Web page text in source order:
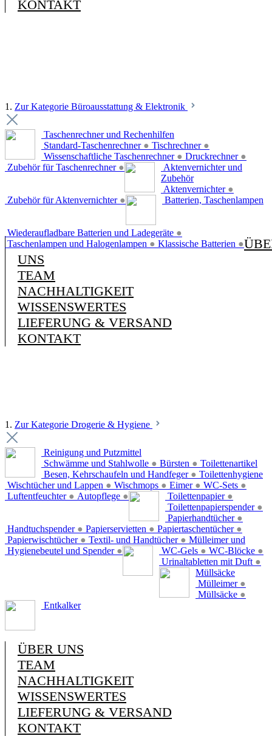
KONTAKT
1. Zur Kategorie Büroausstattung & Elektronik
Taschenrechner und Rechenhilfen
Standard-Taschenrechner ● Tischrechner ●
Wissenschaftliche Taschenrechner ● Druckrechner ●
Zubehör für Taschenrechner ●
Aktenvernichter und
Zubehör
Aktenvernichter ●
Zubehör für Aktenvernichter ● Batterien, Taschenlampen
Wiederaufladbare Batterien und Ladegeräte ●
Taschenlampen und Halogenlampen ● Klassische Batterien ●
UNS
TEAM
NACHHALTIGKEIT
WISSENSWERTES
LIEFERUNG & VERSAND
KONTAKT
1. Zur Kategorie Drogerie & Hygiene
Reinigung und Putzmittel
Schwämme und Stahlwolle ● Bürsten ●
Besen, Kehrschaufeln und Handfeger ●
Wischtücher und Lappen ● Wischmops ● Eimer ● WC-Sets ●
Luftentfeuchter ● Autopflege ●
Toilettenartikel
Toilettenpapier ●
Toilettenpapierspender ●
Papierhandtücher ●
Handtuchspender ● Papierservietten ● Papiertaschentücher ●
Papierwischtücher ● Textil- und Handtücher ●
Hygienebeutel und Spender ●
Toilettenhygiene
WC-Gels ● WC-Blöcke ●
Urinaltabletten mit Duft ●
Mülleimer und
Müllsäcke
Mülleimer ●
Müllsäcke ●
Entkalker
ÜBER UNS
TEAM
NACHHALTIGKEIT
WISSENSWERTES
LIEFERUNG & VERSAND
KONTAKT